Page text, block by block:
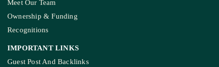
Meet Our Team
Ownership & Funding
Recognitions
IMPORTANT LINKS
Guest Post And Backlinks